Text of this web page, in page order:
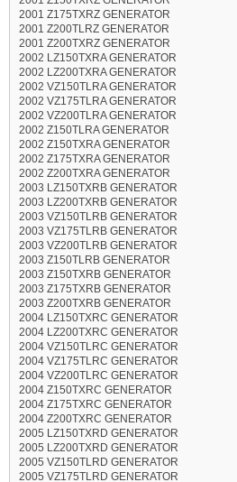
2001 Z175TXRZ GENERATOR
2001 Z200TLRZ GENERATOR
2001 Z200TXRZ GENERATOR
2002 LZ150TXRA GENERATOR
2002 LZ200TXRA GENERATOR
2002 VZ150TLRA GENERATOR
2002 VZ175TLRA GENERATOR
2002 VZ200TLRA GENERATOR
2002 Z150TLRA GENERATOR
2002 Z150TXRA GENERATOR
2002 Z175TXRA GENERATOR
2002 Z200TXRA GENERATOR
2003 LZ150TXRB GENERATOR
2003 LZ200TXRB GENERATOR
2003 VZ150TLRB GENERATOR
2003 VZ175TLRB GENERATOR
2003 VZ200TLRB GENERATOR
2003 Z150TLRB GENERATOR
2003 Z150TXRB GENERATOR
2003 Z175TXRB GENERATOR
2003 Z200TXRB GENERATOR
2004 LZ150TXRC GENERATOR
2004 LZ200TXRC GENERATOR
2004 VZ150TLRC GENERATOR
2004 VZ175TLRC GENERATOR
2004 VZ200TLRC GENERATOR
2004 Z150TXRC GENERATOR
2004 Z175TXRC GENERATOR
2004 Z200TXRC GENERATOR
2005 LZ150TXRD GENERATOR
2005 LZ200TXRD GENERATOR
2005 VZ150TLRD GENERATOR
2005 VZ175TLRD GENERATOR